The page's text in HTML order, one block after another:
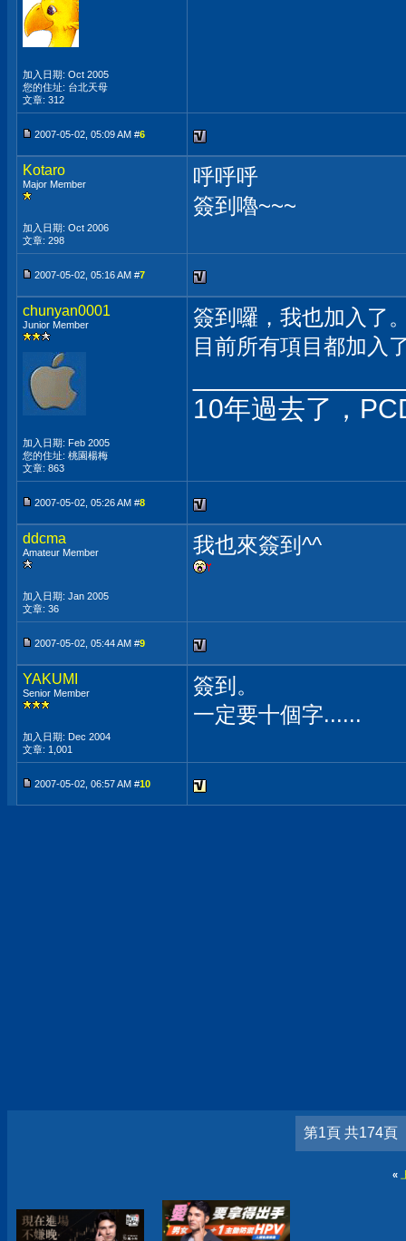
加入日期: Oct 2005
您的住址: 台北天母
文章: 312
2007-05-02, 05:09 AM #6
Kotaro
Major Member
加入日期: Oct 2006
文章: 298
呼呼呼
簽到嚕~~~
2007-05-02, 05:16 AM #7
chunyan0001
Junior Member
加入日期: Feb 2005
您的住址: 桃園楊梅
文章: 863
簽到囉，我也加入了
目前所有項目都加入
10年過去了，
2007-05-02, 05:26 AM #8
ddcma
Amateur Member
加入日期: Jan 2005
文章: 36
我也來簽到^^
2007-05-02, 05:44 AM #9
YAKUMI
Senior Member
加入日期: Dec 2004
文章: 1,001
簽到。
一定要十個字......
2007-05-02, 06:57 AM #10
第1頁 共174頁
«